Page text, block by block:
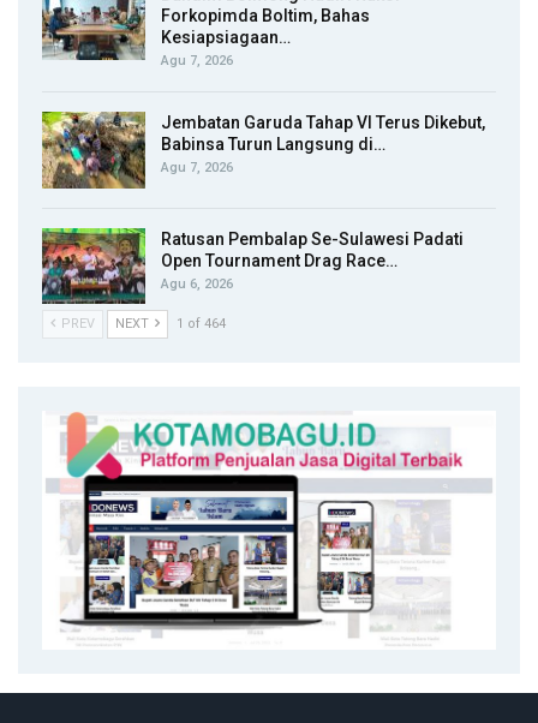
Forkopimda Boltim, Bahas
Kesiapsiagaan…
Agu 7, 2026
Jembatan Garuda Tahap VI Terus Dikebut,
Babinsa Turun Langsung di…
Agu 7, 2026
Ratusan Pembalap Se-Sulawesi Padati
Open Tournament Drag Race…
Agu 6, 2026
PREV NEXT 1 of 464